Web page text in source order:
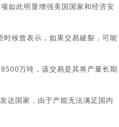
如此明显增强美国国家和经济安
候曾表示，如果交易破裂，可能
万吨，该交易是其将产量长期
达国家，由于产能无法满足国内